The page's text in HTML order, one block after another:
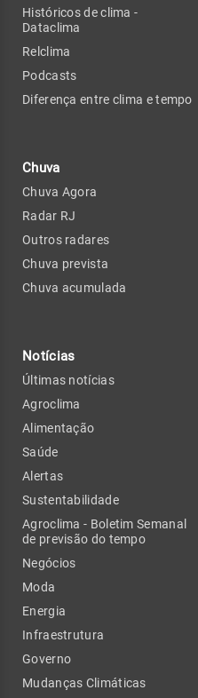
Históricos de clima -
Dataclima
Relclima
Podcasts
Diferença entre clima e tempo
Chuva
Chuva Agora
Radar RJ
Outros radares
Chuva prevista
Chuva acumulada
Notícias
Últimas notícias
Agroclima
Alimentação
Saúde
Alertas
Sustentabilidade
Agroclima - Boletim Semanal
de previsão do tempo
Negócios
Moda
Energia
Infraestrutura
Governo
Mudanças Climáticas